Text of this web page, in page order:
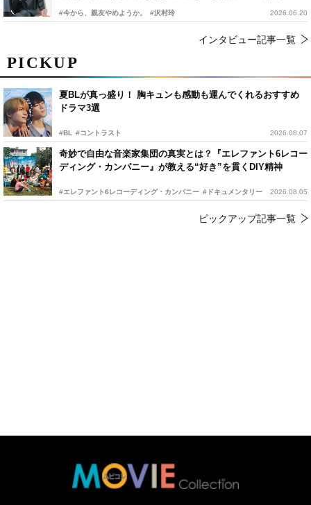
PICKUP
夏BLが真っ盛り！ 胸キュンも感動も運んでくれるおすすめ
ドラマ3選
#BL #コントラスト 2026.08.07
奇妙で自由な音楽家集団の真実とは？『エレファント6レコー
ディング・カンパニー』が教える“好き”を貫くDIY精神
#エレファント6レコーディング・カンパニー #ドキュメンタリー 2026.08.05
ピックアップ記事一覧
#今から、親友やめようか。 #沢村玲 2026.06.20
インタビュー記事一覧